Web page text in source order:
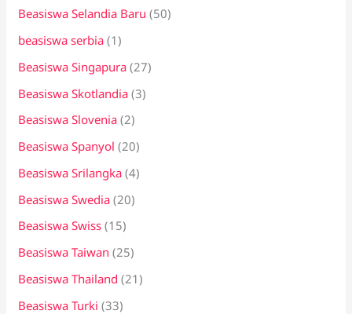
Beasiswa Selandia Baru (50)
beasiswa serbia (1)
Beasiswa Singapura (27)
Beasiswa Skotlandia (3)
Beasiswa Slovenia (2)
Beasiswa Spanyol (20)
Beasiswa Srilangka (4)
Beasiswa Swedia (20)
Beasiswa Swiss (15)
Beasiswa Taiwan (25)
Beasiswa Thailand (21)
Beasiswa Turki (33)